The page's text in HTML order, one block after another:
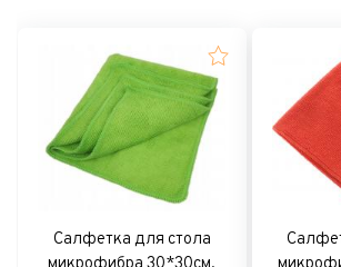
Салфетка для стола